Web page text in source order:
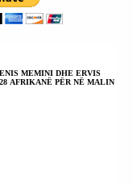
MEMINI DHE ERVIS
AFRIKANË PËR NË MALIN